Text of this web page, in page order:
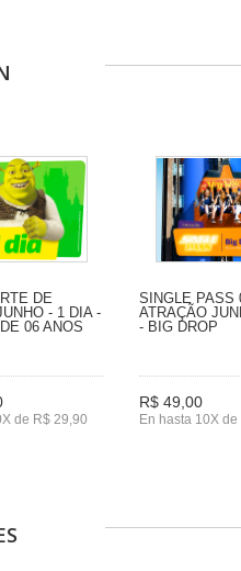
DE
- 1 DIA -
06 ANOS
de R$ 29,90
SINGLE PASS
ATRAÇÃO
- BIG DROP
R$ 49,00
En hasta 10X de